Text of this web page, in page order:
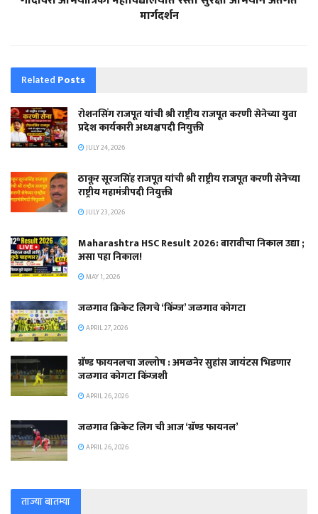
मार्गदर्शन
Related Posts
रोशनसिंग राजपूत यांची श्री राष्ट्रीय राजपूत करणी सेनेच्या युवा
प्रदेश कार्यकारी अध्यक्षपदी नियुक्ती
JULY 24, 2026
ठाकूर सूरजसिंह राजपूत यांची श्री राष्ट्रीय राजपूत करणी सेनेच्या
राष्ट्रीय महामंत्रीपदी नियुक्ती
JULY 23, 2026
Maharashtra HSC Result 2026: बारावीचा निकाल उद्या ;
असा पहा निकाल!
MAY 1, 2026
जळगाव क्रिकेट लिगचे ‘किंग्ज’ जळगाव कोगटा
APRIL 27, 2026
ग्रॅण्ड फायनलचा जल्लोष : अमळनेर सुहांस जायंटस भिडणार
जळगाव कोगटा किंग्जशी
APRIL 26, 2026
जळगाव क्रिकेट लिग ची आज ‘ग्रॅण्ड फायनल’
APRIL 26, 2026
ताज्या बातम्या